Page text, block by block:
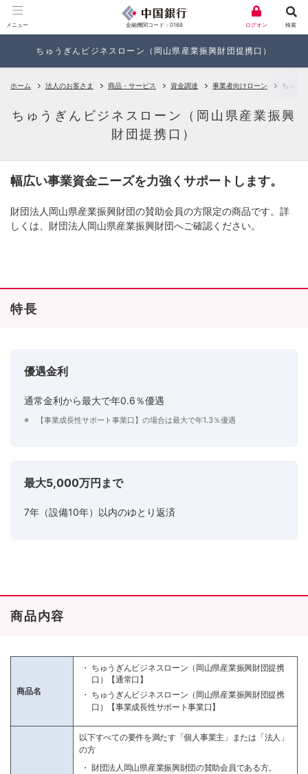
金融機関コード：0168
メニュー 検索
ログオン
ちゅうぎんビジネスローン（岡山県産業振興財団提携口）
ホーム 法人のお客さま 商品・サービス 資金調達 事業者向けローン ちゅう
ちゅうぎんビジネスローン（岡山県産業振興
財団提携口）
幅広い事業資金ニーズを力強くサポートします。
財団法人岡山県産業振興財団の賛助会員の方限定の商品です。詳
しくは、財団法人岡山県産業振興財団へご確認ください。
特長
優遇金利
通常金利から最大で年0.6％優遇
※ 【事業成長性サポート事業口】の場合は最大で年1.3％優遇
最大5,000万円まで
7年（設備10年）以内のゆとり返済
商品内容
商品名
ちゅうぎんビジネスローン（岡山県産業振興財団提携
口）【通常口】
ちゅうぎんビジネスローン（岡山県産業振興財団提携
口）【事業成長性サポート事業口】
以下すべての要件を満たす「個人事業主」または「法人」
の方
財団法人岡山県産業振興財団の賛助会員である方。